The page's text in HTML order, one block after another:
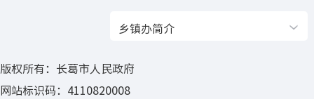
乡镇办简介
版权所有：长葛市人民政府
网站标识码：4110820008